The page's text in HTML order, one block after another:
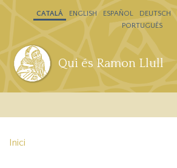
Vés al contingut
Qui és Ramon Llull
CATALÁ ENGLISH ESPAÑOL DEUTSCH
PORTUGUÊS
Inici